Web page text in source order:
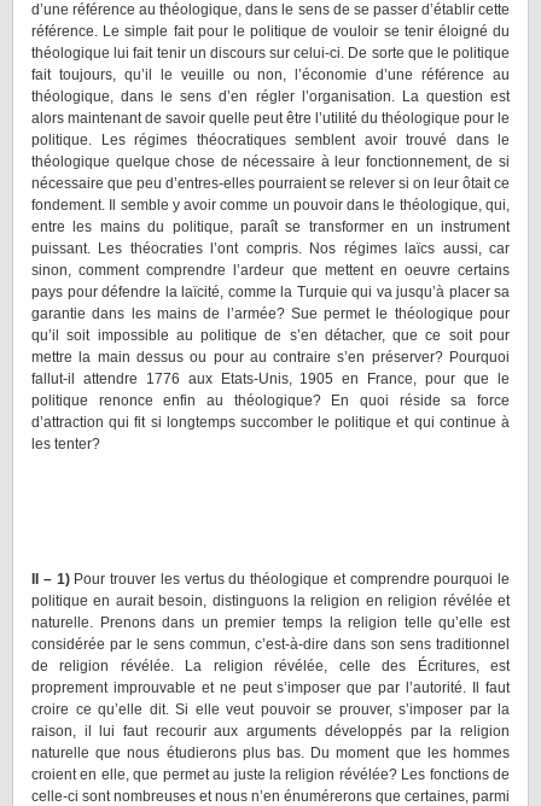
d’une référence au théologique, dans le sens de se passer d’établir cette
référence. Le simple fait pour le politique de vouloir se tenir éloigné du
théologique lui fait tenir un discours sur celui-ci. De sorte que le politique
fait toujours, qu’il le veuille ou non, l’économie d’une référence au
théologique, dans le sens d’en régler l’organisation. La question est
alors maintenant de savoir quelle peut être l’utilité du théologique pour le
politique. Les régimes théocratiques semblent avoir trouvé dans le
théologique quelque chose de nécessaire à leur fonctionnement, de si
nécessaire que peu d’entres-elles pourraient se relever si on leur ôtait ce
fondement. Il semble y avoir comme un pouvoir dans le théologique, qui,
entre les mains du politique, paraît se transformer en un instrument
puissant. Les théocraties l’ont compris. Nos régimes laïcs aussi, car
sinon, comment comprendre l’ardeur que mettent en oeuvre certains
pays pour défendre la laïcité, comme la Turquie qui va jusqu’à placer sa
garantie dans les mains de l’armée? Sue permet le théologique pour
qu’il soit impossible au politique de s’en détacher, que ce soit pour
mettre la main dessus ou pour au contraire s’en préserver? Pourquoi
fallut-il attendre 1776 aux Etats-Unis, 1905 en France, pour que le
politique renonce enfin au théologique? En quoi réside sa force
d’attraction qui fit si longtemps succomber le politique et qui continue à
les tenter?
II – 1)Pour trouver les vertus du théologique et comprendre pourquoi le
politique en aurait besoin, distinguons la religion en religion révélée et
naturelle. Prenons dans un premier temps la religion telle qu’elle est
considérée par le sens commun, c’est-à-dire dans son sens traditionnel
de religion révélée. La religion révélée, celle des Écritures, est
proprement improuvable et ne peut s’imposer que par l’autorité. Il faut
croire ce qu’elle dit. Si elle veut pouvoir se prouver, s’imposer par la
raison, il lui faut recourir aux arguments développés par la religion
naturelle que nous étudierons plus bas. Du moment que les hommes
croient en elle, que permet au juste la religion révélée? Les fonctions de
celle-ci sont nombreuses et nous n’en énumérerons que certaines, parmi